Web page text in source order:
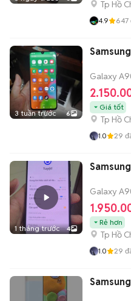
Tp Hồ
4.9 647
3 tuần trước 6
Galaxy
Giá tốt
Tp Hồ
1.0 29
1 tháng trước 4
Galaxy
Rẻ hơn
Tp Hồ
1.0 29